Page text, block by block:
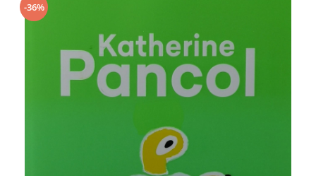
Dietoterapie
Spiritualitate
-36%